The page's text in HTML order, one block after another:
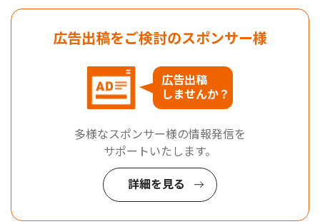
広告出稿をご検討のスポンサー様
広告出稿
しませんか？
多様なスポンサー様の情報発信を
サポートいたします。
詳細を見る